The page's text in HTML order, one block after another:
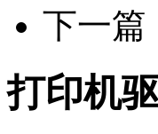
下一篇
打印机